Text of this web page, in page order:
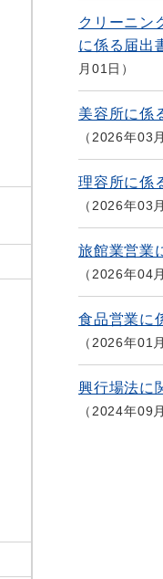
クリーニン
に係る届出
月01日
美容所に係
2026年03
理容所に係
2026年03
旅館業営業
2026年04
食品営業に
2026年01
興行場法に
2024年09